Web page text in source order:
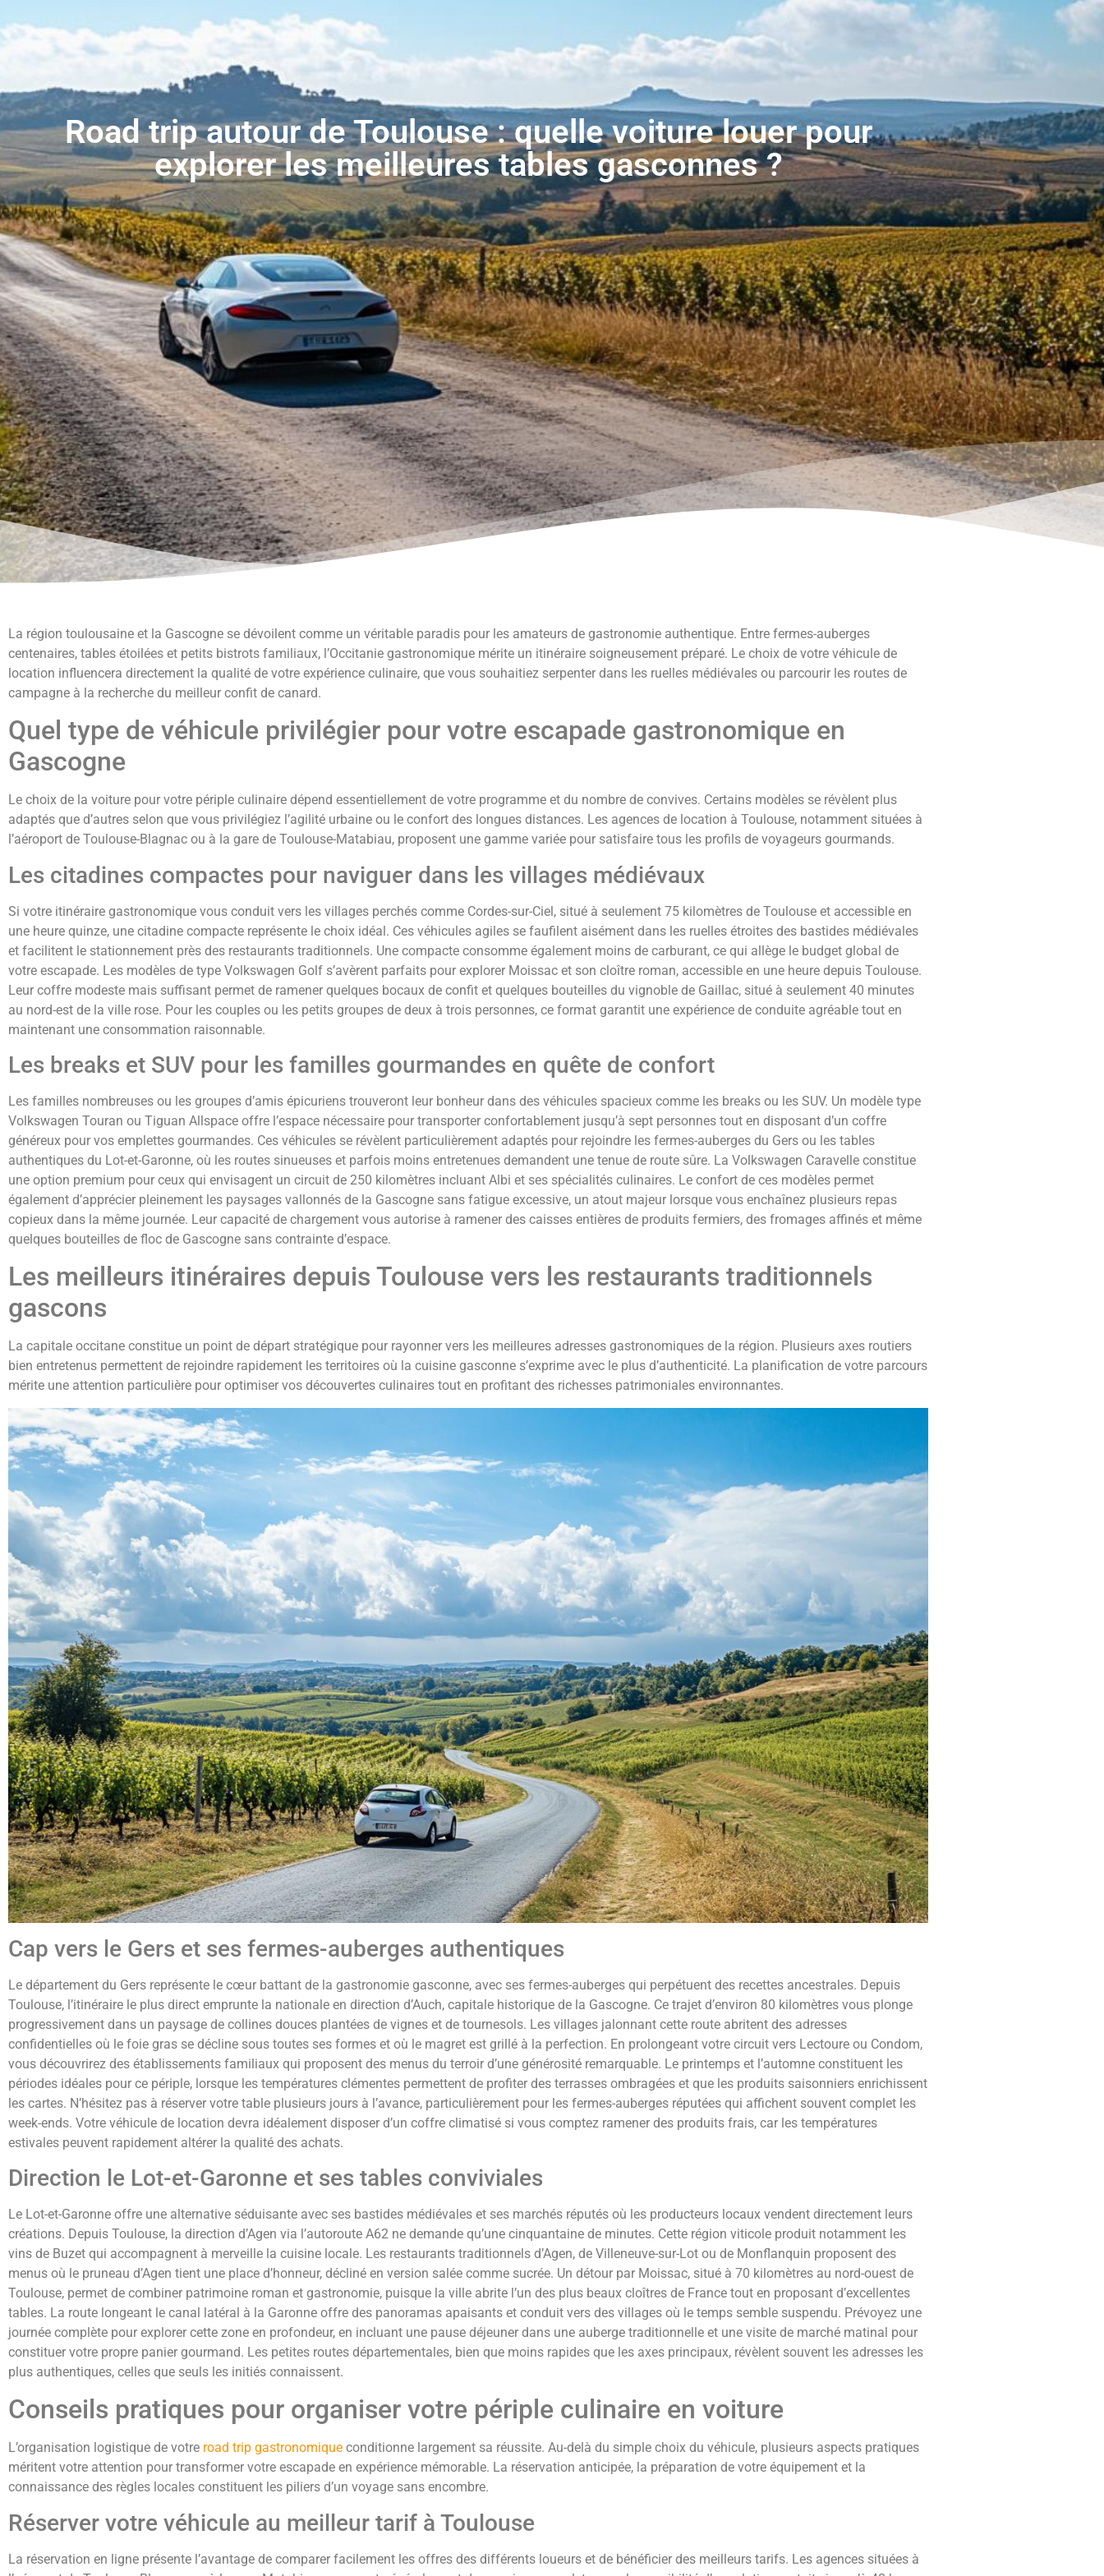
Road trip autour de Toulouse : quelle voiture louer pour
explorer les meilleures tables gasconnes ?
La région toulousaine et la Gascogne se dévoilent comme un véritable paradis pour les amateurs de gastronomie authentique. Entre fermes-auberges
centenaires, tables étoilées et petits bistrots familiaux, l’Occitanie gastronomique mérite un itinéraire soigneusement préparé. Le choix de votre véhicule de
location influencera directement la qualité de votre expérience culinaire, que vous souhaitiez serpenter dans les ruelles médiévales ou parcourir les routes de
campagne à la recherche du meilleur confit de canard.
Quel type de véhicule privilégier pour votre escapade gastronomique en
Gascogne
Le choix de la voiture pour votre périple culinaire dépend essentiellement de votre programme et du nombre de convives. Certains modèles se révèlent plus
adaptés que d’autres selon que vous privilégiez l’agilité urbaine ou le confort des longues distances. Les agences de location à Toulouse, notamment situées à
l’aéroport de Toulouse-Blagnac ou à la gare de Toulouse-Matabiau, proposent une gamme variée pour satisfaire tous les profils de voyageurs gourmands.
Les citadines compactes pour naviguer dans les villages médiévaux
Si votre itinéraire gastronomique vous conduit vers les villages perchés comme Cordes-sur-Ciel, situé à seulement 75 kilomètres de Toulouse et accessible en
une heure quinze, une citadine compacte représente le choix idéal. Ces véhicules agiles se faufilent aisément dans les ruelles étroites des bastides médiévales
et facilitent le stationnement près des restaurants traditionnels. Une compacte consomme également moins de carburant, ce qui allège le budget global de
votre escapade. Les modèles de type Volkswagen Golf s’avèrent parfaits pour explorer Moissac et son cloître roman, accessible en une heure depuis Toulouse.
Leur coffre modeste mais suffisant permet de ramener quelques bocaux de confit et quelques bouteilles du vignoble de Gaillac, situé à seulement 40 minutes
au nord-est de la ville rose. Pour les couples ou les petits groupes de deux à trois personnes, ce format garantit une expérience de conduite agréable tout en
maintenant une consommation raisonnable.
Les breaks et SUV pour les familles gourmandes en quête de confort
Les familles nombreuses ou les groupes d’amis épicuriens trouveront leur bonheur dans des véhicules spacieux comme les breaks ou les SUV. Un modèle type
Volkswagen Touran ou Tiguan Allspace offre l’espace nécessaire pour transporter confortablement jusqu’à sept personnes tout en disposant d’un coffre
généreux pour vos emplettes gourmandes. Ces véhicules se révèlent particulièrement adaptés pour rejoindre les fermes-auberges du Gers ou les tables
authentiques du Lot-et-Garonne, où les routes sinueuses et parfois moins entretenues demandent une tenue de route sûre. La Volkswagen Caravelle constitue
une option premium pour ceux qui envisagent un circuit de 250 kilomètres incluant Albi et ses spécialités culinaires. Le confort de ces modèles permet
également d’apprécier pleinement les paysages vallonnés de la Gascogne sans fatigue excessive, un atout majeur lorsque vous enchaînez plusieurs repas
copieux dans la même journée. Leur capacité de chargement vous autorise à ramener des caisses entières de produits fermiers, des fromages affinés et même
quelques bouteilles de floc de Gascogne sans contrainte d’espace.
Les meilleurs itinéraires depuis Toulouse vers les restaurants traditionnels
gascons
La capitale occitane constitue un point de départ stratégique pour rayonner vers les meilleures adresses gastronomiques de la région. Plusieurs axes routiers
bien entretenus permettent de rejoindre rapidement les territoires où la cuisine gasconne s’exprime avec le plus d’authenticité. La planification de votre parcours
mérite une attention particulière pour optimiser vos découvertes culinaires tout en profitant des richesses patrimoniales environnantes.
Cap vers le Gers et ses fermes-auberges authentiques
Le département du Gers représente le cœur battant de la gastronomie gasconne, avec ses fermes-auberges qui perpétuent des recettes ancestrales. Depuis
Toulouse, l’itinéraire le plus direct emprunte la nationale en direction d’Auch, capitale historique de la Gascogne. Ce trajet d’environ 80 kilomètres vous plonge
progressivement dans un paysage de collines douces plantées de vignes et de tournesols. Les villages jalonnant cette route abritent des adresses
confidentielles où le foie gras se décline sous toutes ses formes et où le magret est grillé à la perfection. En prolongeant votre circuit vers Lectoure ou Condom,
vous découvrirez des établissements familiaux qui proposent des menus du terroir d’une générosité remarquable. Le printemps et l’automne constituent les
périodes idéales pour ce périple, lorsque les températures clémentes permettent de profiter des terrasses ombragées et que les produits saisonniers enrichissent
les cartes. N’hésitez pas à réserver votre table plusieurs jours à l’avance, particulièrement pour les fermes-auberges réputées qui affichent souvent complet les
week-ends. Votre véhicule de location devra idéalement disposer d’un coffre climatisé si vous comptez ramener des produits frais, car les températures
estivales peuvent rapidement altérer la qualité des achats.
Direction le Lot-et-Garonne et ses tables conviviales
Le Lot-et-Garonne offre une alternative séduisante avec ses bastides médiévales et ses marchés réputés où les producteurs locaux vendent directement leurs
créations. Depuis Toulouse, la direction d’Agen via l’autoroute A62 ne demande qu’une cinquantaine de minutes. Cette région viticole produit notamment les
vins de Buzet qui accompagnent à merveille la cuisine locale. Les restaurants traditionnels d’Agen, de Villeneuve-sur-Lot ou de Monflanquin proposent des
menus où le pruneau d’Agen tient une place d’honneur, décliné en version salée comme sucrée. Un détour par Moissac, situé à 70 kilomètres au nord-ouest de
Toulouse, permet de combiner patrimoine roman et gastronomie, puisque la ville abrite l’un des plus beaux cloîtres de France tout en proposant d’excellentes
tables. La route longeant le canal latéral à la Garonne offre des panoramas apaisants et conduit vers des villages où le temps semble suspendu. Prévoyez une
journée complète pour explorer cette zone en profondeur, en incluant une pause déjeuner dans une auberge traditionnelle et une visite de marché matinal pour
constituer votre propre panier gourmand. Les petites routes départementales, bien que moins rapides que les axes principaux, révèlent souvent les adresses les
plus authentiques, celles que seuls les initiés connaissent.
Conseils pratiques pour organiser votre périple culinaire en voiture
L’organisation logistique de votre road trip gastronomique conditionne largement sa réussite. Au-delà du simple choix du véhicule, plusieurs aspects pratiques
méritent votre attention pour transformer votre escapade en expérience mémorable. La réservation anticipée, la préparation de votre équipement et la
connaissance des règles locales constituent les piliers d’un voyage sans encombre.
Réserver votre véhicule au meilleur tarif à Toulouse
La réservation en ligne présente l’avantage de comparer facilement les offres des différents loueurs et de bénéficier des meilleurs tarifs. Les agences situées à